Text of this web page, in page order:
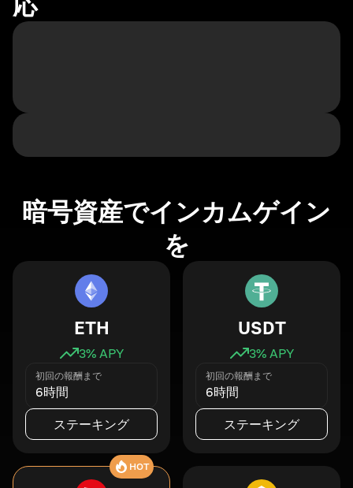
暗号資産でインカムゲイン
を
ETH
3% APY
初回の報酬まで
6時間
ステーキング
USDT
3% APY
初回の報酬まで
6時間
ステーキング
HOT